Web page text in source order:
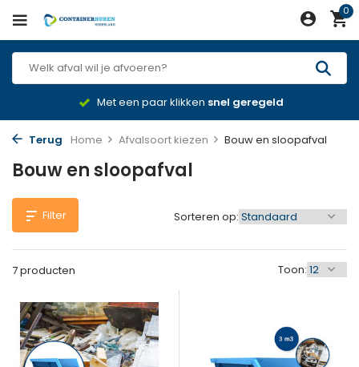
0
Met een paar klikken snel geregeld
Terug Home Afvalsoort kiezen Bouw en sloopafval
Bouw en sloopafval
Filter
7 producten Toon:
Sorteren op: